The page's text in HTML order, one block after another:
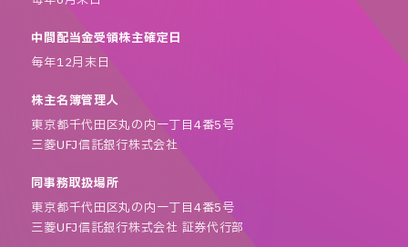
中間配当金受領株主確定日
毎年12月末日
株主名簿管理人
東京都千代田区丸の内一丁目4番5号
三菱UFJ信託銀行株式会社
同事務取扱場所
東京都千代田区丸の内一丁目4番5号
三菱UFJ信託銀行株式会社 証券代行部